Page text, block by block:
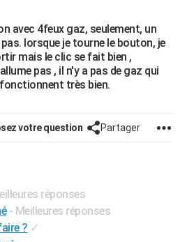
avec 4feux gaz, seulement, un
lorsque je tourne le bouton, je
mais le clic se fait bien ,
pas , il n'y a pas de gaz qui
très bien.
votre question Partager
réponses
- Meilleures réponses
? ✓